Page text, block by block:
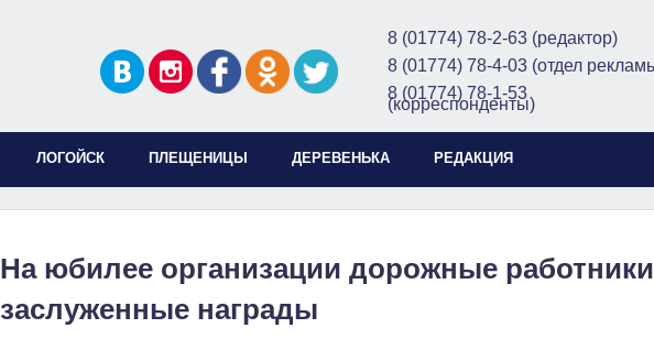
8 (01774) 78-2-63 (редактор)
8 (01774) 78-4-03 (отдел
8 (01774) 78-1-53
(корреспонденты)
ЛОГОЙСК ПЛЕЩЕНИЦЫ ДЕРЕВЕНЬКА РЕДАКЦИЯ
На юбилее организации дорожные
заслуженные награды